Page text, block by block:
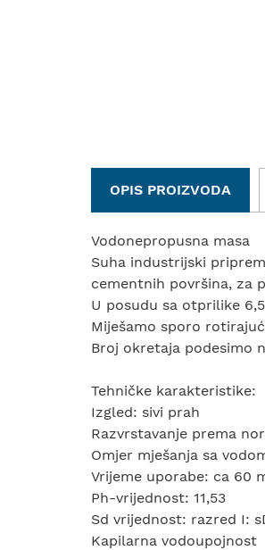
OPIS PROIZVODA
Vodonepropusna masa
Suha industrijski
cementnih površina, za
U posudu sa otprilike
Miješamo sporo
Broj okretaja podesimo
Tehničke karakteristike:
Izgled: sivi prah
Razvrstavanje prema
Omjer mješanja sa
Vrijeme uporabe: ca 60
Ph-vrijednost: 11,53
Sd vrijednost: razred I:
Kapilarna vodoupojnost